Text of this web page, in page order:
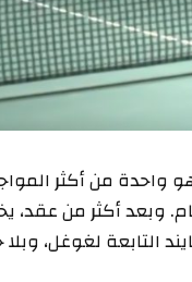
ماهو واحدة من أكثر
فقد استمرت المباراة 11 ساعة على
التابعة لغوغل،